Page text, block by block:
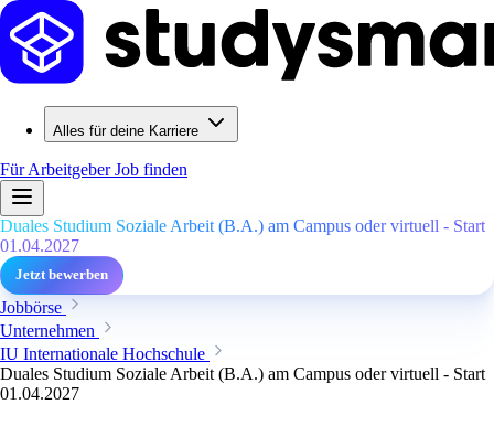
Alles für deine Karriere
Für ArbeitgeberJob finden
Duales Studium Soziale Arbeit (B.A.) am Campus oder virtuell - Start
01.04.2027
Jetzt bewerben
Jobbörse
Unternehmen
IU Internationale Hochschule
Duales Studium Soziale Arbeit (B.A.) am Campus oder virtuell - Start
01.04.2027